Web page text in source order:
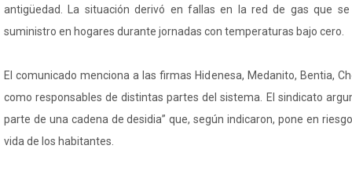
antigüedad. La situación derivó en fallas en la red de gas que
suministro en hogares durante jornadas con temperaturas bajo cero.
El comunicado menciona a las firmas Hidenesa, Medanito, Bentia,
como responsables de distintas partes del sistema. El sindicato
parte de una cadena de desidia” que, según indicaron, pone en
vida de los habitantes.